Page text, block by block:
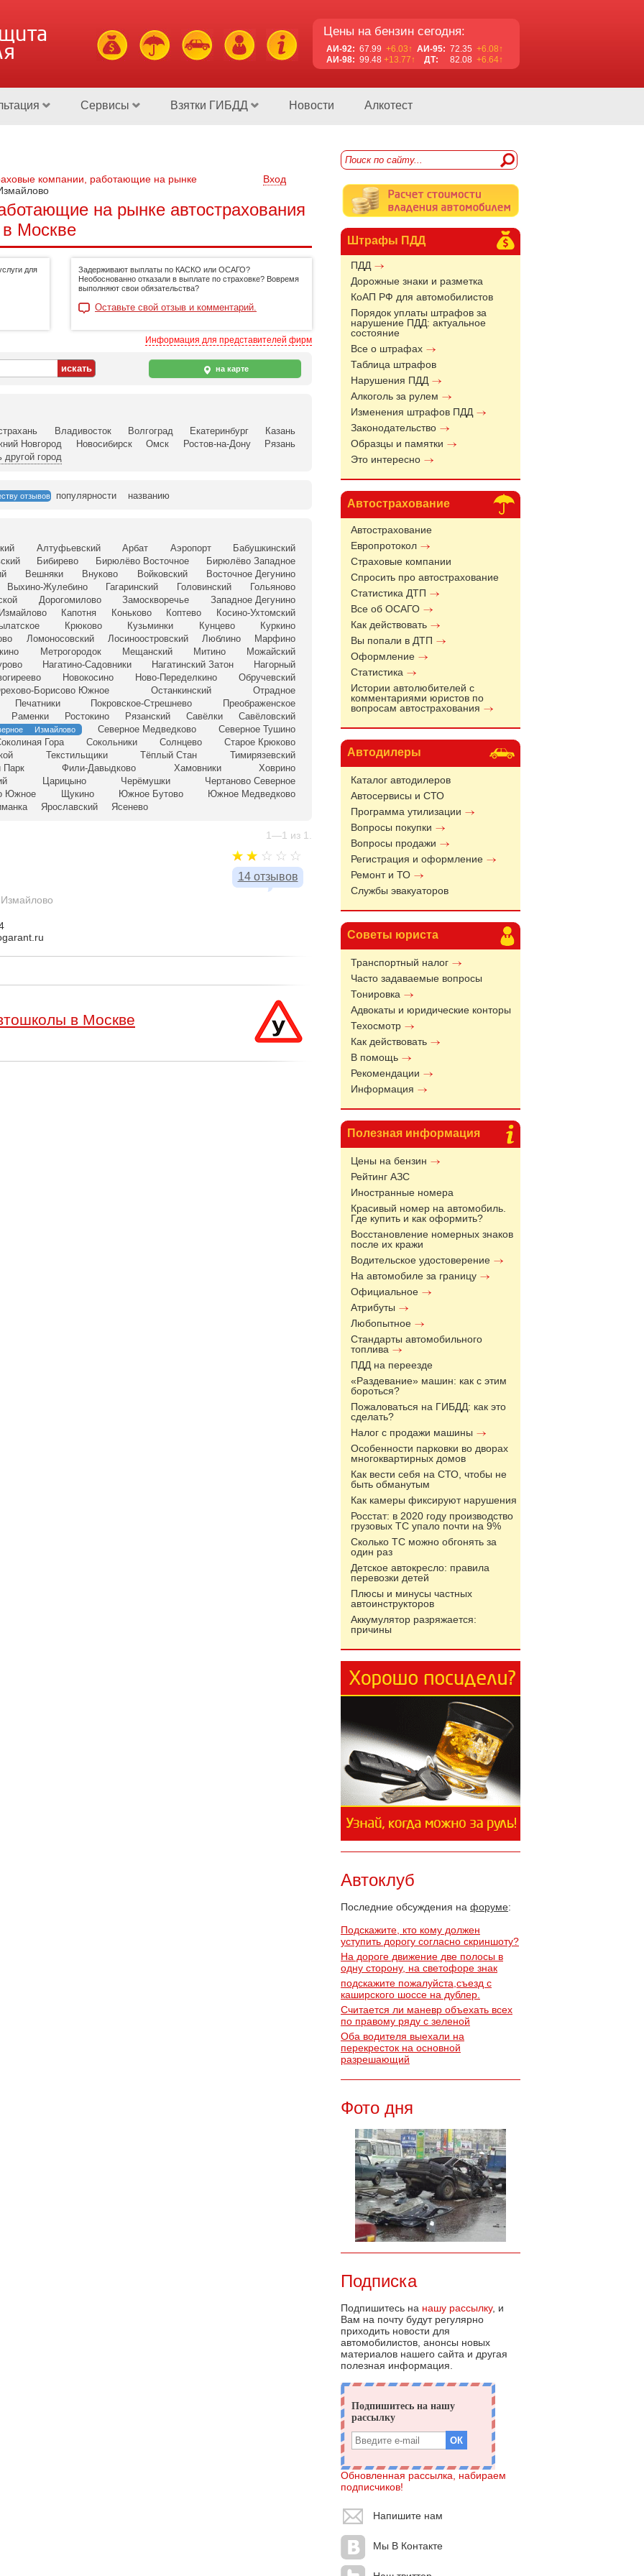
Цены на бензин сегодня:
АИ-92: 67.99 +6.03↑ АИ-95: 72.35 +6.08↑
АИ-98: 99.48 +13.77↑ ДТ: 82.08 +6.64↑
Сервисы Взятки ГИБДД Новости Алкотест
Штрафы ПДД
ПДД
Дорожные знаки и разметка
КоАП РФ для автомобилистов
Порядок уплаты штрафов за
нарушение ПДД: актуальное
состояние
Все о штрафах
Таблица штрафов
Нарушения ПДД
Алкоголь за рулем
Изменения штрафов ПДД
Законодательство
Образцы и памятки
Это интересно
Автострахование
Автострахование
Европротокол
Страховые компании
Спросить про автострахование
Статистика ДТП
Все об ОСАГО
Как действовать
Вы попали в ДТП
Оформление
Статистика
Истории автолюбителей с
комментариями юристов по
вопросам автострахования
Автодилеры
Каталог автодилеров
Автосервисы и СТО
Программа утилизации
Вопросы покупки
Вопросы продажи
Регистрация и оформление
Ремонт и ТО
Службы эвакуаторов
Советы юриста
Транспортный налог
Часто задаваемые вопросы
Тонировка
Адвокаты и юридические конторы
Техосмотр
Как действовать
В помощь
Рекомендации
Информация
Полезная информация
Цены на бензин
Рейтинг АЗС
Иностранные номера
Красивый номер на автомобиль.
Где купить и как оформить?
Восстановление номерных знаков
после их кражи
Водительское удостоверение
На автомобиле за границу
Официальное
Атрибуты
Любопытное
Стандарты автомобильного
топлива
ПДД на переезде
«Раздевание» машин: как с этим
бороться?
Пожаловаться на ГИБДД: как это
сделать?
Налог с продажи машины
Особенности парковки во дворах
многоквартирных домов
Как вести себя на СТО, чтобы не
быть обманутым
Как камеры фиксируют нарушения
Росстат: в 2020 году производство
грузовых ТС упало почти на 9%
Сколько ТС можно обгонять за
один раз
Детское автокресло: правила
перевозки детей
Плюсы и минусы частных
автоинструкторов
Аккумулятор разряжается:
причины
Автоклуб
Последние обсуждения на форуме:
Подскажите, кто кому должен
уступить дорогу согласно скриншоту?
На дороге движение две полосы в
одну сторону, на светофоре знак
подскажите пожалуйста,съезд с
каширского шоссе на дублер.
Считается ли маневр объехать всех
по правому ряду с зеленой
Оба водителя выехали на
перекресток на основной
разрешающий
Фото дня
Подписка
Подпишитесь на нашу рассылку, и
Вам на почту будут регулярно
приходить новости для
автомобилистов, анонсы новых
материалов нашего сайта и другая
полезная информация.
Обновленная рассылка, набираем
подписчиков!
Напишите нам
Мы В Контакте
компании, работающие на рынке
Вход
на рынке автострахования
Москве
для
Задерживают выплаты по КАСКО или ОСАГО?
Необоснованно отказали в выплате по страховке? Вовремя
выполняют свои обязательства?
Оставьте свой отзыв и комментарий.
Информация для представителей фирм
на карте
Владивосток Волгоград Екатеринбург
Казань
Новгород
Новосибирск Омск Ростов-на-Дону
Рязань
другой город
отзывов популярности названию
Алтуфьевский Арбат Аэропорт
Бабушкинский
Бибирево Бирюлёво Восточное
Бирюлёво Западное
Вешняки Внуково Войковский
Восточное Дегунино
Выхино-Жулебино
Гагаринский Головинский
Гольяново
Дорогомилово Замоскворечье
Западное Дегунино
Капотня Коньково Коптево
Косино-Ухтомский
Крюково Кузьминки Кунцево
Куркино
Ломоносовский Лосиноостровский Люблино
Марфино
Метрогородок Мещанский Митино
Можайский
Нагатино-Садовники Нагатинский Затон
Нагорный
Новокосино Ново-Переделкино
Обручевский
Борисово Южное
Останкинский
Отрадное
Печатники
Покровское-Стрешнево
Преображенское
Раменки
Ростокино Рязанский Савёлки Савёловский
Измайлово Северное Медведково
Северное Тушино
Гора
Сокольники Солнцево
Старое Крюково
Текстильщики Тёплый Стан
Тимирязевский
Парк
Фили-Давыдково Хамовники
Ховрино
Царицыно Черёмушки
Чертаново Северное
Южное
Щукино Южное Бутово
Южное Медведково
Ярославский Ясенево
1—1 из 1.
14 отзывов
в Москве